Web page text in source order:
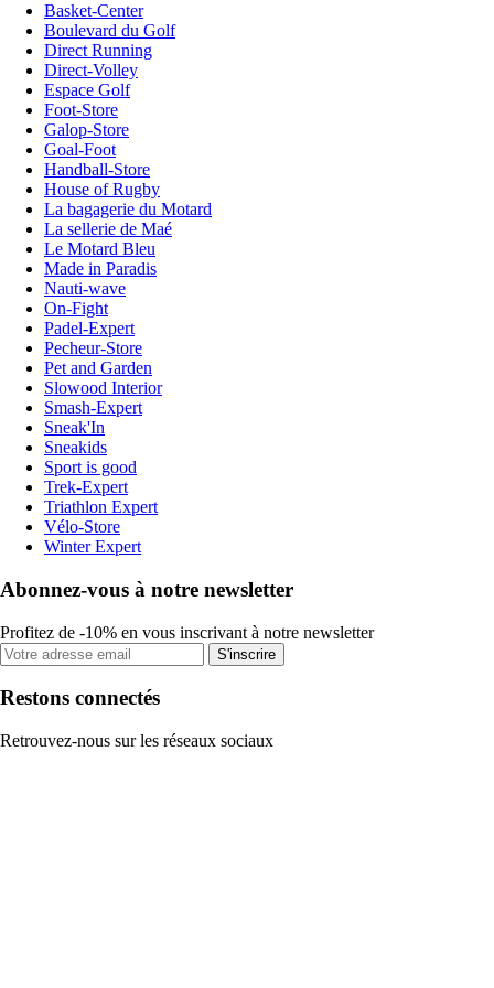
Basket-Center
Boulevard du Golf
Direct Running
Direct-Volley
Espace Golf
Foot-Store
Galop-Store
Goal-Foot
Handball-Store
House of Rugby
La bagagerie du Motard
La sellerie de Maé
Le Motard Bleu
Made in Paradis
Nauti-wave
On-Fight
Padel-Expert
Pecheur-Store
Pet and Garden
Slowood Interior
Smash-Expert
Sneak'In
Sneakids
Sport is good
Trek-Expert
Triathlon Expert
Vélo-Store
Winter Expert
Abonnez-vous à notre newsletter
Profitez de -10% en vous inscrivant à notre newsletter
S'inscrire
Restons connectés
Retrouvez-nous sur les réseaux sociaux